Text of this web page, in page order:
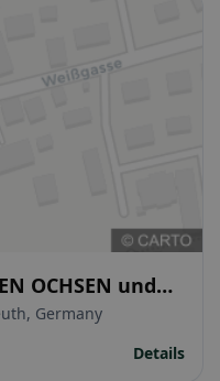
OCHSEN und
Germany
Details